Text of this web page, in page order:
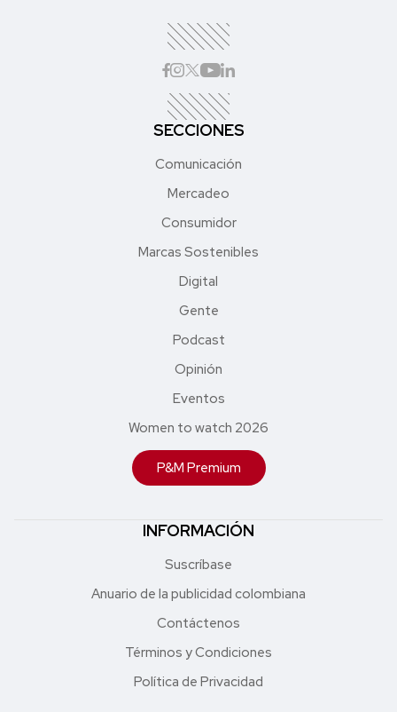
SECCIONES
Comunicación
Mercadeo
Consumidor
Marcas Sostenibles
Digital
Gente
Podcast
Opinión
Eventos
Women to watch 2026
P&M Premium
INFORMACIÓN
Suscríbase
Anuario de la publicidad colombiana
Contáctenos
Términos y Condiciones
Política de Privacidad